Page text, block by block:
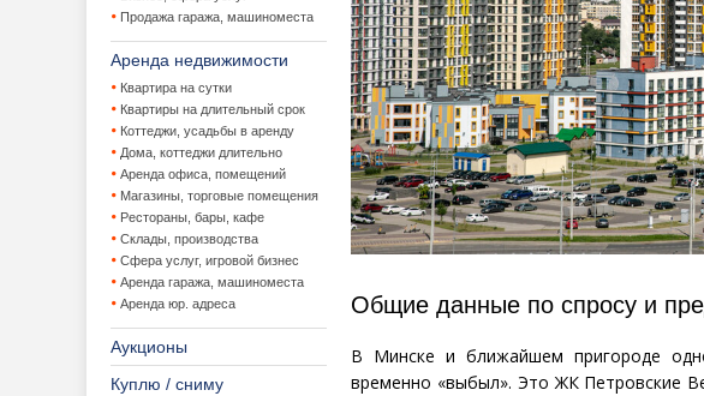
Продажа гаража, машиноместа
Аренда недвижимости
Квартира на сутки
Квартиры на длительный срок
Коттеджи, усадьбы в аренду
Дома, коттеджи длительно
Аренда офиса, помещений
Магазины, торговые помещения
Рестораны, бары, кафе
Склады, производства
Сфера услуг, игровой бизнес
Аренда гаража, машиноместа
Аренда юр. адреса
Аукционы
Куплю / сниму
Общие данные по спросу и
В Минске и ближайшем пригороде
временно «выбыл». Это ЖК Петровские